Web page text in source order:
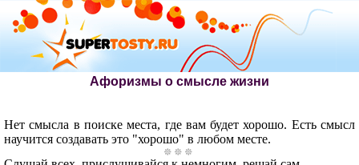
Афоризмы о смысле жизни
Нет смысла в поиске места, где вам будет хорошо. Есть смысл
научится создавать это "хорошо" в любом месте.